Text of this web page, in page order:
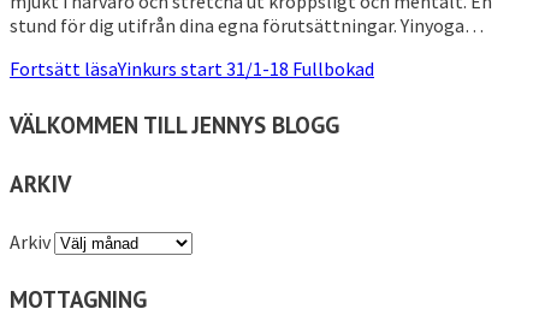
stund för dig utifrån dina egna förutsättningar. Yinyoga…
Fortsätt läsaYinkurs start 31/1-18 Fullbokad
VÄLKOMMEN TILL JENNYS BLOGG
ARKIV
Arkiv
MOTTAGNING